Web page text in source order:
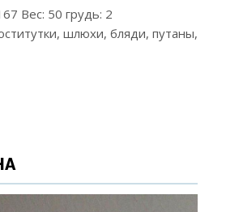
Вес: 50 грудь: 2
шлюхи, бляди, путаны,